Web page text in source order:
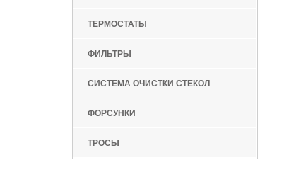
ТЕРМОСТАТЫ
ФИЛЬТРЫ
СИСТЕМА ОЧИСТКИ СТЕКОЛ
ФОРСУНКИ
ТРОСЫ